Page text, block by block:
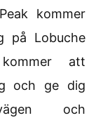
kommer
på Lobuche
att
och ge dig
och